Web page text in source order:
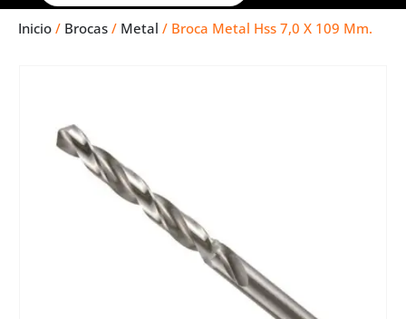
Inicio / Brocas / Metal / Broca Metal Hss 7,0 X 109 Mm.